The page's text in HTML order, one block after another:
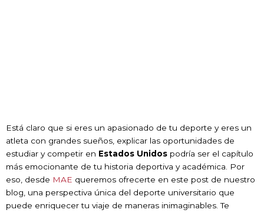
Está claro que si eres un apasionado de tu deporte y eres un
atleta con grandes sueños, explicar las oportunidades de
estudiar y competir en Estados Unidos podría ser el capítulo
más emocionante de tu historia deportiva y académica. Por
eso, desde MAE queremos ofrecerte en este post de nuestro
blog, una perspectiva única del deporte universitario que
puede enriquecer tu viaje de maneras inimaginables. Te